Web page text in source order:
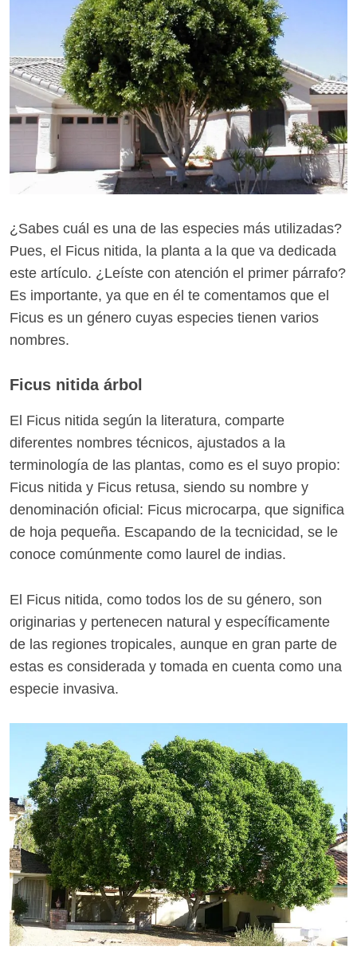
¿Sabes cuál es una de las especies más utilizadas?
Pues, el Ficus nitida, la planta a la que va dedicada
este artículo. ¿Leíste con atención el primer párrafo?
Es importante, ya que en él te comentamos que el
Ficus es un género cuyas especies tienen varios
nombres.
Ficus nitida árbol
El Ficus nitida según la literatura, comparte
diferentes nombres técnicos, ajustados a la
terminología de las plantas, como es el suyo propio:
Ficus nitida y Ficus retusa, siendo su nombre y
denominación oficial: Ficus microcarpa, que significa
de hoja pequeña. Escapando de la tecnicidad, se le
conoce comúnmente como laurel de indias.
El Ficus nitida, como todos los de su género, son
originarias y pertenecen natural y específicamente
de las regiones tropicales, aunque en gran parte de
estas es considerada y tomada en cuenta como una
especie invasiva.